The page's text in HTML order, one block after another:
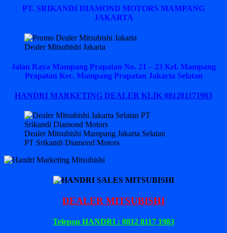
PT. SRIKANDI DIAMOND MOTORS MAMPANG
JAKARTA
Dealer Mitsubishi Jakarta
Jalan Raya Mampang Prapatan No. 21 – 23 Kel. Mampang
Prapatan Kec. Mampang Prapatan Jakarta Selatan
HANDRI MARKETING DEALER KLIK 081281171983
Dealer Mitsubishi Mampang Jakarta Selatan
PT Srikandi Diamond Motors
DEALER MITSUBISHI
Telepon HANDRI : 0812 8117 1983